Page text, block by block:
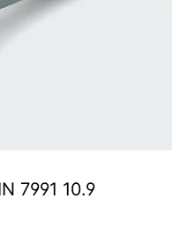
7991 10.9